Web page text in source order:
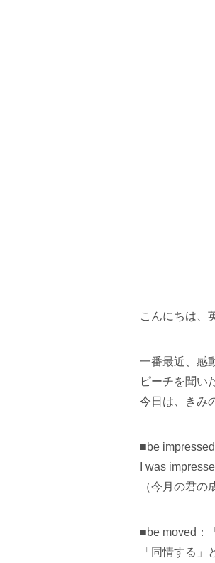
こんにちは、
一番最近、感
ピーチを聞い
今日は、きみ
■be
I was
（今月の君の
■be moved：
「同情する」